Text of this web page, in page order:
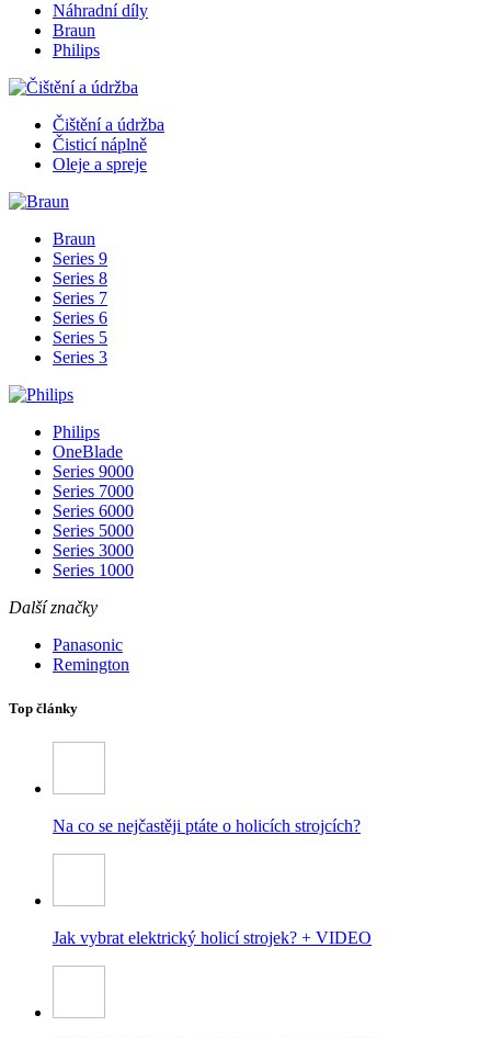
Náhradní díly
Braun
Philips
Čištění a údržba
Čisticí náplně
Oleje a spreje
Braun
Series 9
Series 8
Series 7
Series 6
Series 5
Series 3
Philips
OneBlade
Series 9000
Series 7000
Series 6000
Series 5000
Series 3000
Series 1000
Další značky
Panasonic
Remington
Top články
Na co se nejčastěji ptáte o holicích strojcích?
Jak vybrat elektrický holicí strojek? + VIDEO